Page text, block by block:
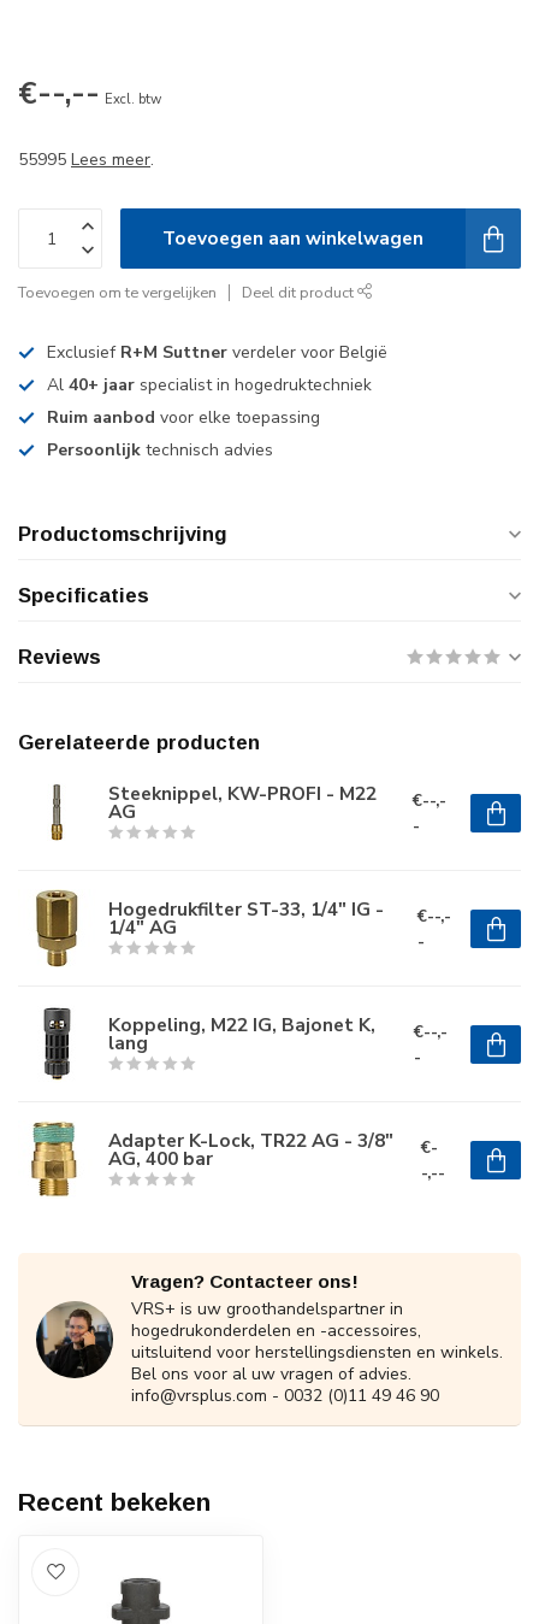
€--,-- Excl. btw
55995 Lees meer.
Toevoegen aan winkelwagen
Toevoegen om te vergelijken Deel dit product
Exclusief R+M Suttner verdeler voor België
Al 40+ jaar specialist in hogedruktechniek
Ruim aanbod voor elke toepassing
Persoonlijk technisch advies
Productomschrijving
Specificaties
Reviews
Gerelateerde producten
Steeknippel, KW-PROFI - M22
AG
€--,-
-
Hogedrukfilter ST-33, 1/4" IG -
1/4" AG
€--,-
-
Koppeling, M22 IG, Bajonet K,
lang
€--,-
-
Adapter K-Lock, TR22 AG - 3/8"
AG, 400 bar
€-
-,--
Vragen? Contacteer ons!
VRS+ is uw groothandelspartner in
hogedrukonderdelen en -accessoires,
uitsluitend voor herstellingsdiensten en winkels.
Bel ons voor al uw vragen of advies.
info@vrsplus.com - 0032 (0)11 49 46 90
Recent bekeken